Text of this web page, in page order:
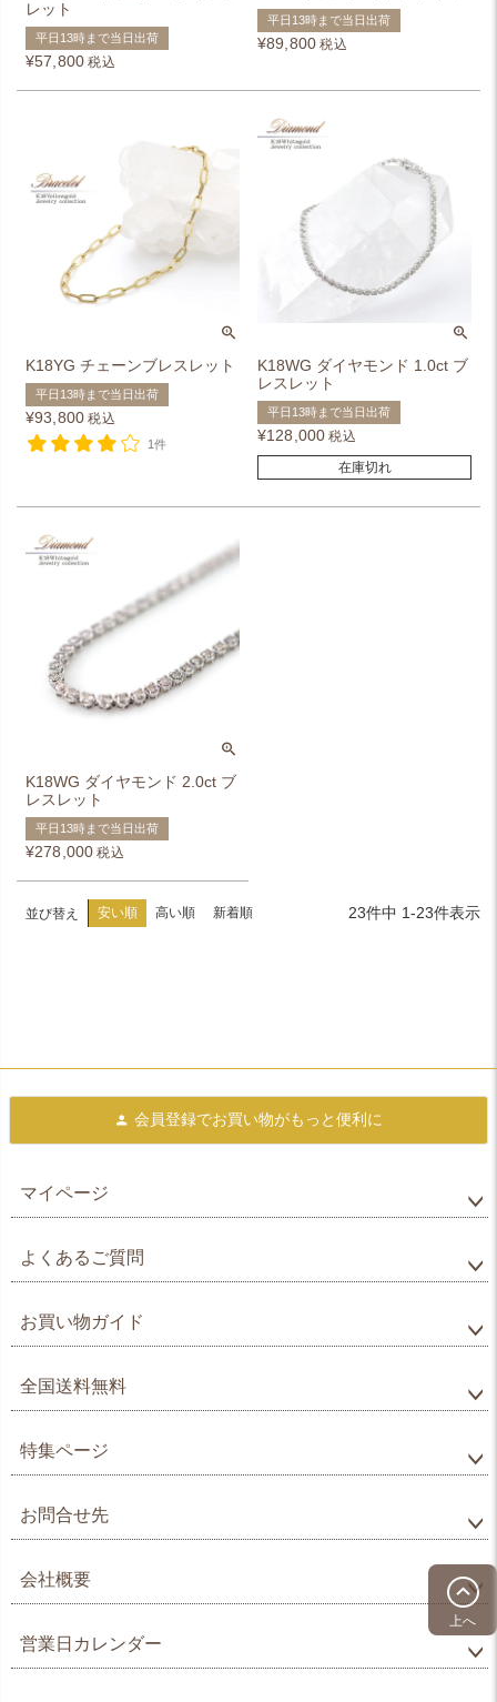
レット
平日13時まで当日出荷
¥57,800 税込
平日13時まで当日出荷
¥89,800 税込
K18YG チェーンブレスレット
平日13時まで当日出荷
¥93,800 税込
1件
K18WG ダイヤモンド 1.0ct ブ
レスレット
平日13時まで当日出荷
¥128,000 税込
在庫切れ
K18WG ダイヤモンド 2.0ct ブ
レスレット
平日13時まで当日出荷
¥278,000 税込
並び替え 安い順 高い順 新着順 23件中 1-23件表示
上へ
会員登録でお買い物がもっと便利に
マイページ
よくあるご質問
お買い物ガイド
全国送料無料
特集ページ
お問合せ先
会社概要
営業日カレンダー